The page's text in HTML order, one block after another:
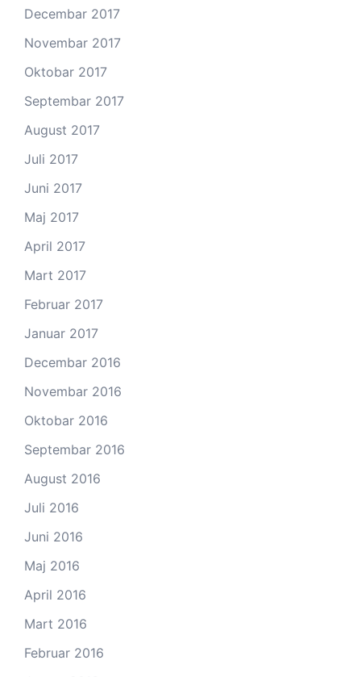
Decembar 2017
Novembar 2017
Oktobar 2017
Septembar 2017
August 2017
Juli 2017
Juni 2017
Maj 2017
April 2017
Mart 2017
Februar 2017
Januar 2017
Decembar 2016
Novembar 2016
Oktobar 2016
Septembar 2016
August 2016
Juli 2016
Juni 2016
Maj 2016
April 2016
Mart 2016
Februar 2016